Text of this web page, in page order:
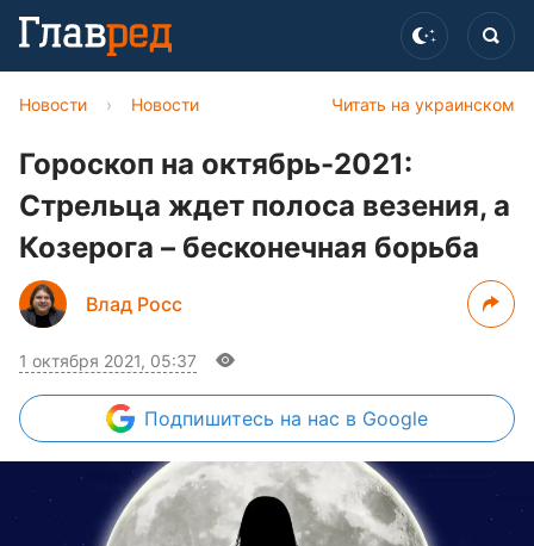
Читать на украинском
Новости › Новости
Гороскоп на октябрь-2021:
Стрельца ждет полоса везения, а
Козерога – бесконечная борьба
Влад Росс
1 октября 2021, 05:37
Подпишитесь на нас в Google